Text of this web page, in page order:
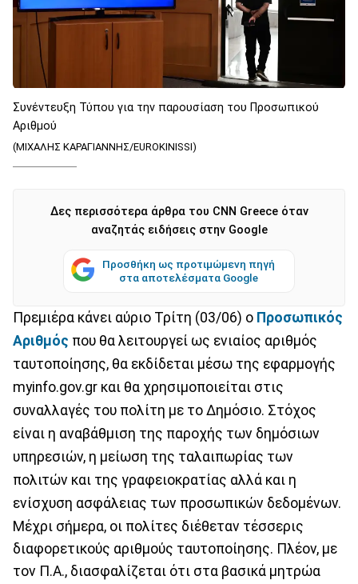
Συνέντευξη Τύπου για την παρουσίαση του Προσωπικού
Αριθμού
(ΜΙΧΑΛΗΣ ΚΑΡΑΓΙΑΝΝΗΣ/EUROKINISSI)
Δες περισσότερα άρθρα του CNN Greece όταν
αναζητάς ειδήσεις στην Google
Προσθήκη ως προτιμώμενη πηγή
στα αποτελέσματα Google
Πρεμιέρα κάνει αύριο Τρίτη (03/06) ο Προσωπικός
Αριθμός που θα λειτουργεί ως ενιαίος αριθμός
ταυτοποίησης, θα εκδίδεται μέσω της εφαρμογής
myinfo.gov.gr και θα χρησιμοποιείται στις
συναλλαγές του πολίτη με το Δημόσιο. Στόχος
είναι η αναβάθμιση της παροχής των δημόσιων
υπηρεσιών, η μείωση της ταλαιπωρίας των
πολιτών και της γραφειοκρατίας αλλά και η
ενίσχυση ασφάλειας των προσωπικών δεδομένων.
Μέχρι σήμερα, οι πολίτες διέθεταν τέσσερις
διαφορετικούς αριθμούς ταυτοποίησης. Πλέον, με
τον Π.Α., διασφαλίζεται ότι στα βασικά μητρώα